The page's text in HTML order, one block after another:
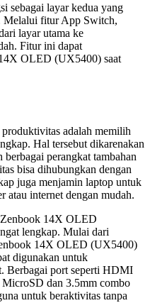
sebagai layar kedua yang
Melalui fitur App Switch,
layar utama ke
Fitur ini dapat
OLED (UX5400) saat
adalah memilih
Hal tersebut dikarenakan
perangkat tambahan
bisa dihubungkan dengan
juga menjamin laptop untuk
atau internet dengan mudah.
14X OLED
lengkap. Mulai dari
14X OLED (UX5400)
digunakan untuk
Berbagai port seperti HDMI
dan 3.5mm combo
untuk beraktivitas tanpa